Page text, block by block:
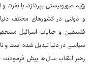
رژیم صهیونیستی بپردازد، با
و دولتی در کشورهای مختلف
فلسطین و جنایات اسرائیل
سیاسی در دنیا تبدیل شده است و
رهبر انقلاب سال‌ها پیش